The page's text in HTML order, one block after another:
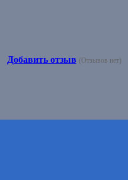
Добавить отзыв (Отзывов нет)